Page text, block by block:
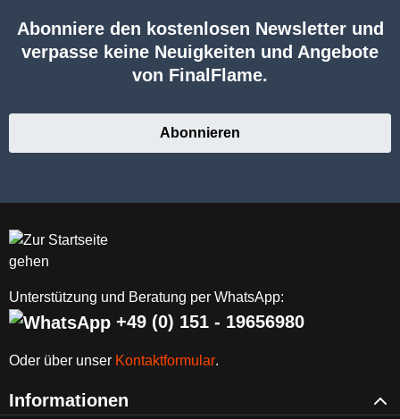
Abonniere den kostenlosen Newsletter und
verpasse keine Neuigkeiten und Angebote
von FinalFlame.
Abonnieren
Unterstützung und Beratung per WhatsApp:
+49 (0) 151 - 19656980
Oder über unser Kontaktformular.
Informationen